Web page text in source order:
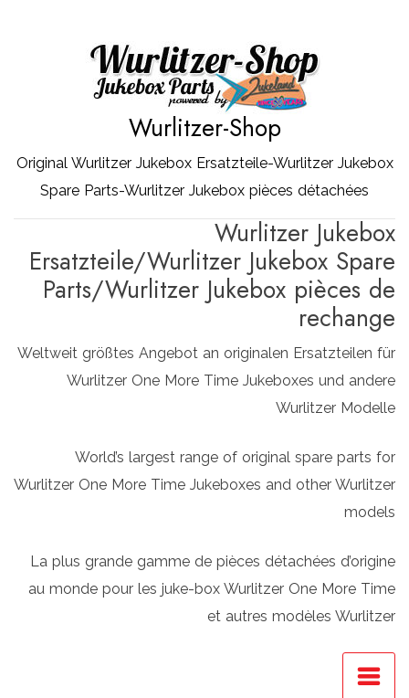
Wurlitzer-Shop
Original Wurlitzer Jukebox Ersatzteile-Wurlitzer Jukebox
Spare Parts-Wurlitzer Jukebox pièces détachées
Wurlitzer Jukebox
Ersatzteile/Wurlitzer Jukebox Spare
Parts/Wurlitzer Jukebox pièces de
rechange
Weltweit größtes Angebot an originalen Ersatzteilen für
Wurlitzer One More Time Jukeboxes und andere
Wurlitzer Modelle
World’s largest range of original spare parts for
Wurlitzer One More Time Jukeboxes and other Wurlitzer
models
La plus grande gamme de pièces détachées d’origine
au monde pour les juke-box Wurlitzer One More Time
et autres modèles Wurlitzer